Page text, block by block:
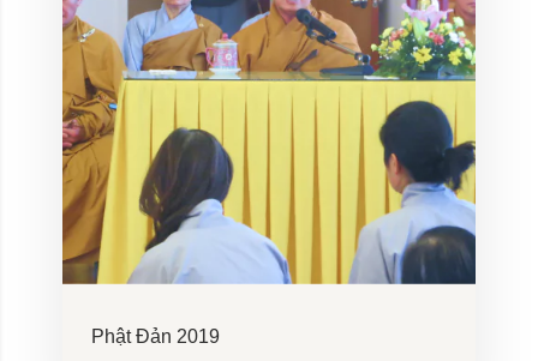
Phật Đản 2019